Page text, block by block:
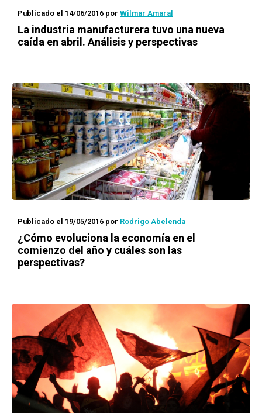
Publicado el 14/06/2016 por Wilmar Amaral
La industria manufacturera tuvo una nueva
caída en abril. Análisis y perspectivas
Publicado el 19/05/2016 por Rodrigo Abelenda
¿Cómo evoluciona la economía en el
comienzo del año y cuáles son las
perspectivas?